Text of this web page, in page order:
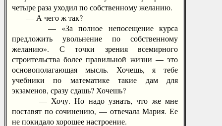
четыре раза уходил по собственному желанию.
— А чего ж так?
— «За полное непосещение курса
предложить увольнение по собственному
желанию». С точки зрения всемирного
строительства более правильной жизни — это
основополагающая мысль. Хочешь, я тебе
учебники по математике такие дам для
экзаменов, сразу сдашь? Хочешь?
— Хочу. Но надо узнать, что же мне
поставят по сочинению, — отвечала Мария. Ее
не покидало хорошее настроение.